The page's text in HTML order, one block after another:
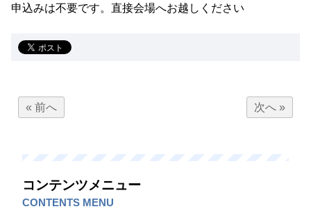
申込みは不要です。直接会場へお越しください
« 前へ 次へ »
コンテンツメニュー
CONTENTS MENU